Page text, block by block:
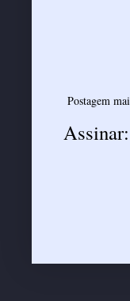
Postagem
Assinar: